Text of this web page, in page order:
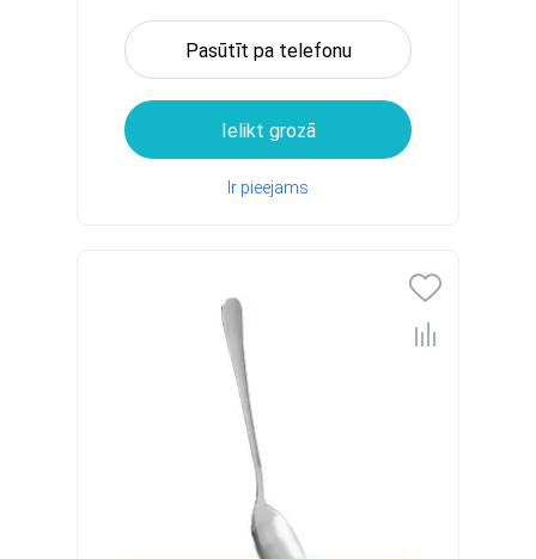
Pasūtīt pa telefonu
Ielikt grozā
Ir pieejams